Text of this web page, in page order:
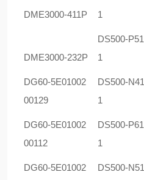
DME3000-411P
1
DME3000-232P
DS500-P51
1
DG60-5E01002
00129
DS500-N41
1
DG60-5E01002
00112
DS500-P61
1
DG60-5E01002
DS500-N51